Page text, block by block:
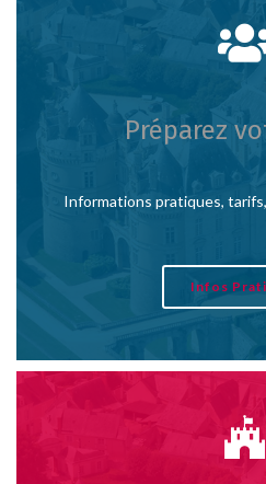
Préparez
Informations pratiques,
Infos